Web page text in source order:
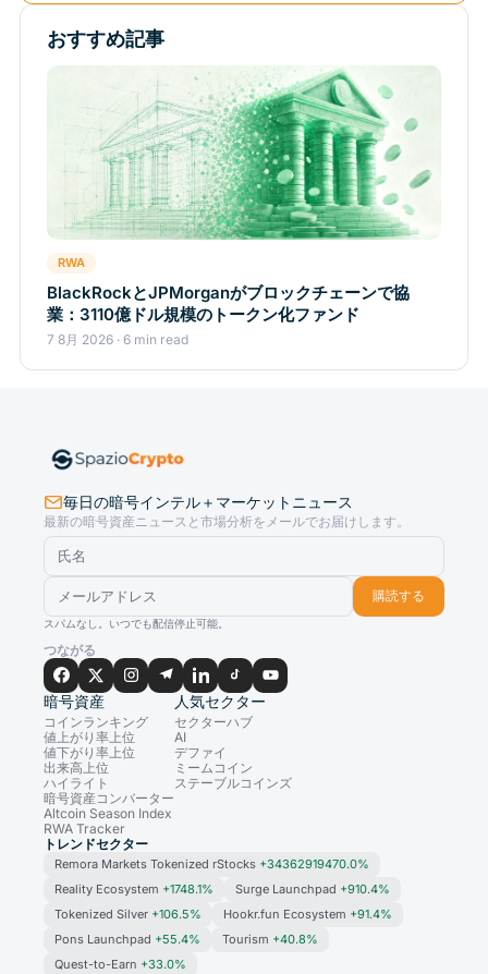
おすすめ記事
RWA
BlackRockとJPMorganがブロックチェーンで協
業：3110億ドル規模のトークン化ファンド
7 8月 2026 · 6 min read
毎日の暗号インテル＋マーケットニュース
最新の暗号資産ニュースと市場分析をメールでお届けします。
購読する
スパムなし。いつでも配信停止可能。
つながる
暗号資産
コインランキング
値上がり率上位
値下がり率上位
出来高上位
ハイライト
暗号資産コンバーター
Altcoin Season Index
RWA Tracker
人気セクター
セクターハブ
AI
デファイ
ミームコイン
ステーブルコインズ
トレンドセクター
Remora Markets Tokenized rStocks +34362919470.0%
Reality Ecosystem +1748.1% Surge Launchpad +910.4%
Tokenized Silver +106.5% Hookr.fun Ecosystem +91.4%
Pons Launchpad +55.4% Tourism +40.8%
Quest-to-Earn +33.0%